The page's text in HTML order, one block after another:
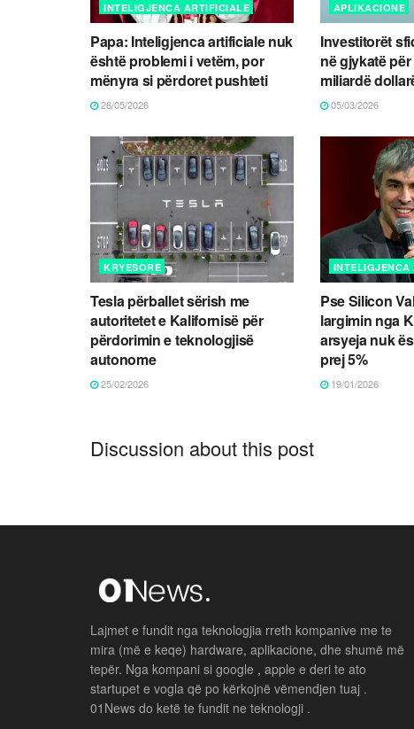
INTELIGJENCA ARTIFICIALE
Papa: Inteligjenca artificiale nuk
është problemi i vetëm, por
mënyra si përdoret pushteti
26/05/2026
APLIKACIONE
Investitorët
në gjykatë
miliardë
05/03/2026
KRYESORE
Tesla përballet sërish me
autoritetet e Kalifornisë për
përdorimin e teknologjisë
autonome
25/02/2026
INTELIGJENCA
Pse Silicon
largimin nga
arsyeja nuk
prej 5%
19/01/2026
Discussion about this post
Lajmet e fundit nga teknologjia rreth kompanive me te
mira (më e keqe) hardware, aplikacione, dhe shumë më
tepër. Nga kompani si google , apple e deri te ato
startupet e vogla që po kërkojnë vëmendjen tuaj .
01News do ketë te fundit ne teknologji .